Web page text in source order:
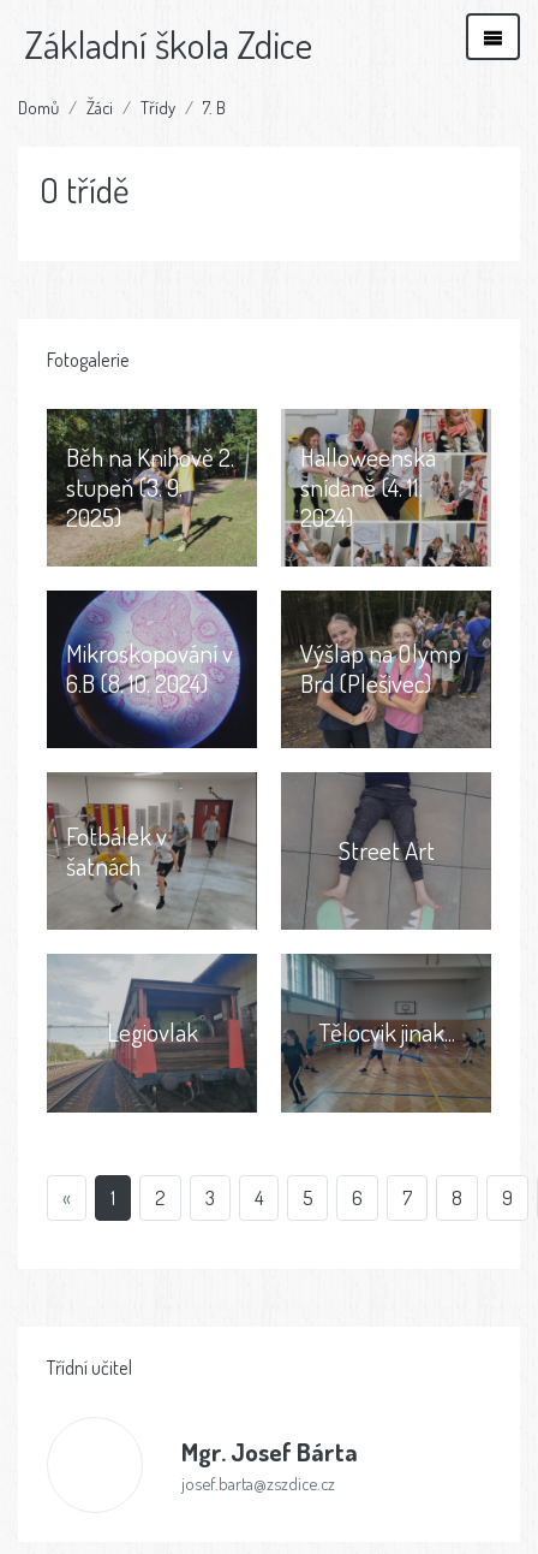
Základní škola Zdice
Domů Žáci Třídy 7. B
O třídě
Fotogalerie
Běh na Knihově 2.
stupeň (3. 9.
2025)
Halloweenská
snídaně (4. 11.
2024)
Mikroskopování v
6.B (8. 10. 2024)
Výšlap na Olymp
Brd (Plešivec)
Fotbálek v
šatnách
Street Art
Legiovlak Tělocvik jinak...
« 1 2 3 4 5 6 7 8 9
Třídní učitel
Mgr.Josef Bárta
josef.barta@zszdice.cz